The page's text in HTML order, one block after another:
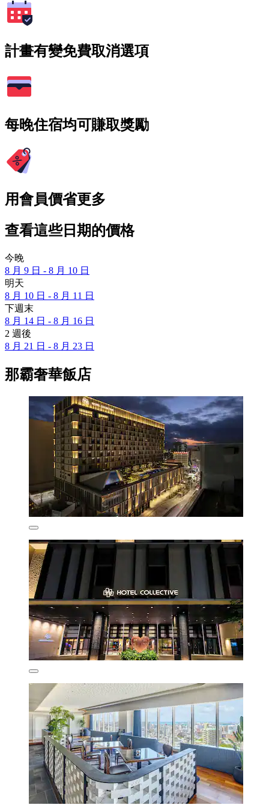
計畫有變免費取消選項
每晚住宿均可賺取獎勵
用會員價省更多
查看這些日期的價格
今晚
8 月 9 日 - 8 月 10 日
明天
8 月 10 日 - 8 月 11 日
下週末
8 月 14 日 - 8 月 16 日
2 週後
8 月 21 日 - 8 月 23 日
那霸奢華飯店